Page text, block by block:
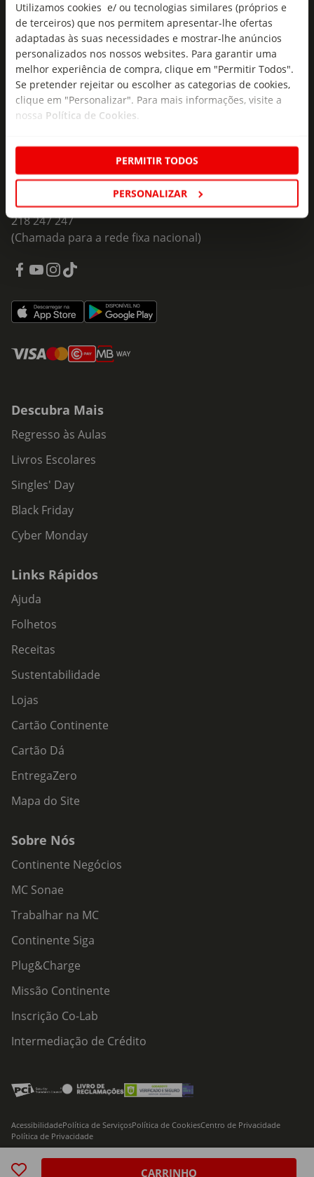
Utilizamos cookies e/ ou tecnologias similares (próprios e
de terceiros) que nos permitem apresentar-lhe ofertas
adaptadas às suas necessidades e mostrar-lhe anúncios
personalizados nos nossos websites. Para garantir uma
melhor experiência de compra, clique em "Permitir Todos".
Se pretender rejeitar ou escolher as categorias de cookies,
clique em "Personalizar". Para mais informações, visite a
nossa Política de Cookies.
PERMITIR TODOS
PERSONALIZAR
CARRINHO
Subscreva e descubra campanhas exclusivas,
ofertas e novidades para si.
Insira o seu e-
mail
Subscrever
Fale Connosco
Formulário de Contacto
218 247 247
(Chamada para a rede fixa nacional)
Descubra Mais
Regresso às Aulas
Livros Escolares
Singles' Day
Black Friday
Cyber Monday
Links Rápidos
Ajuda
Folhetos
Receitas
Sustentabilidade
Lojas
Cartão Continente
Cartão Dá
EntregaZero
Mapa do Site
Sobre Nós
Continente Negócios
MC Sonae
Trabalhar na MC
Continente Siga
Plug&Charge
Missão Continente
Inscrição Co-Lab
Intermediação de Crédito
© 2026 Modelo Continente Hipermercados, S.A. Todos os direitos reservados
AcessibilidadePolítica de ServiçosPolítica de CookiesCentro de Privacidade
Política de Privacidade